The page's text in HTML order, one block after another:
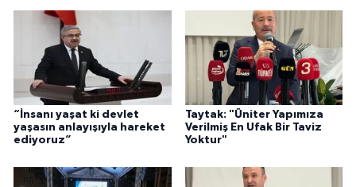
“İnsanı yaşat ki devlet
yaşasın anlayışıyla hareket
ediyoruz”
Taytak: "Üniter Yapımıza
Verilmiş En Ufak Bir Taviz
Yoktur"